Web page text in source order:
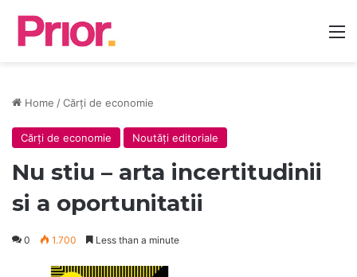
Home /Cărți de economie
Cărți de economie Noutăți editoriale
Nu stiu – arta incertitudinii
si a oportunitatii
0 1.700 Less than a minute